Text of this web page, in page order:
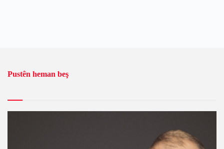
Pustên heman beş